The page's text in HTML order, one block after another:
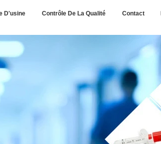
D'usine Contrôle De La Qualité Contact